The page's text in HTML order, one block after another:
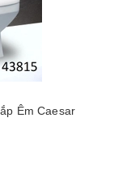
Êm Caesar